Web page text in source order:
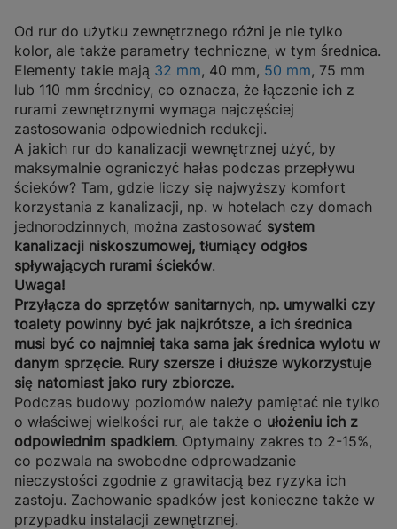
Od rur do użytku zewnętrznego różni je nie tylko
kolor, ale także parametry techniczne, w tym średnica.
Elementy takie mają 32 mm, 40 mm, 50 mm, 75 mm
lub 110 mm średnicy, co oznacza, że łączenie ich z
rurami zewnętrznymi wymaga najczęściej
zastosowania odpowiednich redukcji.
A jakich rur do kanalizacji wewnętrznej użyć, by
maksymalnie ograniczyć hałas podczas przepływu
ścieków? Tam, gdzie liczy się najwyższy komfort
korzystania z kanalizacji, np. w hotelach czy domach
jednorodzinnych, można zastosować system
kanalizacji niskoszumowej, tłumiący odgłos
spływających rurami ścieków.
Uwaga!
Przyłącza do sprzętów sanitarnych, np. umywalki czy
toalety powinny być jak najkrótsze, a ich średnica
musi być co najmniej taka sama jak średnica wylotu w
danym sprzęcie. Rury szersze i dłuższe wykorzystuje
się natomiast jako rury zbiorcze.
Podczas budowy poziomów należy pamiętać nie tylko
o właściwej wielkości rur, ale także o ułożeniu ich z
odpowiednim spadkiem. Optymalny zakres to 2-15%,
co pozwala na swobodne odprowadzanie
nieczystości zgodnie z grawitacją bez ryzyka ich
zastoju. Zachowanie spadków jest konieczne także w
przypadku instalacji zewnętrznej.